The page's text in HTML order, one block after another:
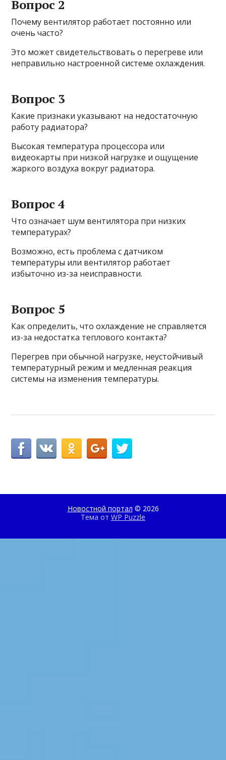
Вопрос 2
Почему вентилятор работает постоянно или
очень часто?
Это может свидетельствовать о перегреве или
неправильно настроенной системе охлаждения.
Вопрос 3
Какие признаки указывают на недостаточную
работу радиатора?
Высокая температура процессора или
видеокарты при низкой нагрузке и ощущение
жаркого воздуха вокруг радиатора.
Вопрос 4
Что означает шум вентилятора при низких
температурах?
Возможно, есть проблема с датчиком
температуры или вентилятор работает
избыточно из-за неисправности.
Вопрос 5
Как определить, что охлаждение не справляется
из-за недостатка теплового контакта?
Перегрев при обычной нагрузке, неустойчивый
температурный режим и медленная реакция
системы на изменения температуры.
Новостной портал © 2026
Тема от WP Puzzle